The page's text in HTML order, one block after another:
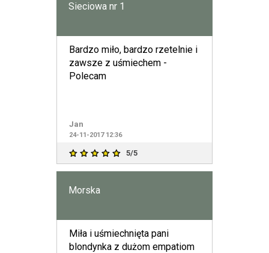
Sieciowa nr 1
Bardzo miło, bardzo rzetelnie i
zawsze z uśmiechem -
Polecam
Jan
24-11-2017 12:36
5/5
Morska
Miła i uśmiechnięta pani
blondynka z dużom empatiom